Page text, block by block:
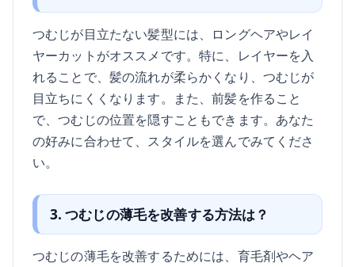
つむじが目立たない髪型には、ロングヘアやレイ
ヤーカットがオススメです。特に、レイヤーを入
れることで、髪の流れが柔らかくなり、つむじが
目立ちにくくなります。また、前髪を作ること
で、つむじの位置を隠すこともできます。あなた
の好みに合わせて、スタイルを選んでみてくださ
い。
3. つむじの薄毛を改善する方法は？
つむじの薄毛を改善するためには、育毛剤やヘア